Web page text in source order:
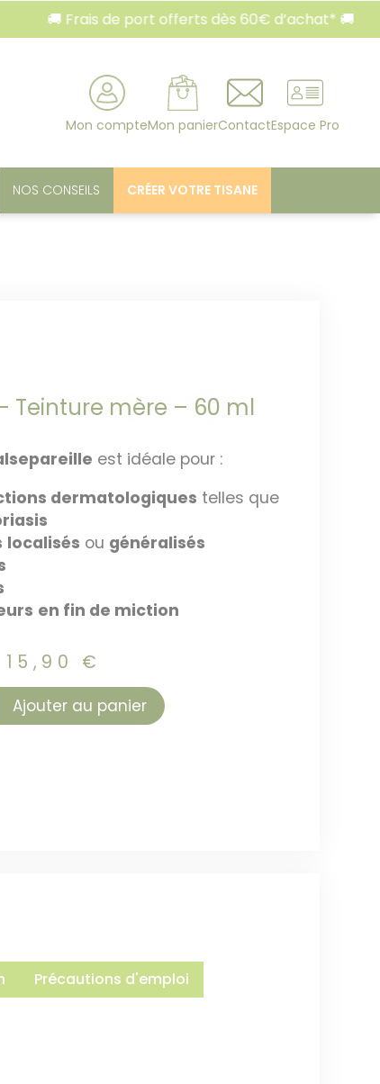
🚚 Frais de port offerts dès 60€ d’achat* 🚚
Mon compteMon panierContactEspace Pro
NOS CONSEILS CRÉER VOTRE TISANE
Teinture mère – 60 ml
est idéale pour :
dermatologiques telles que
localisés ou généralisés
en fin de miction
15,90 €
Ajouter au panier
Précautions d'emploi